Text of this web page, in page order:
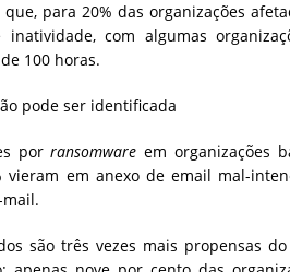
para 20% das organizações
com algumas
100 horas.
pode ser identificada
porransomware em organizações
em anexo de email mal-
são três vezes mais propensas